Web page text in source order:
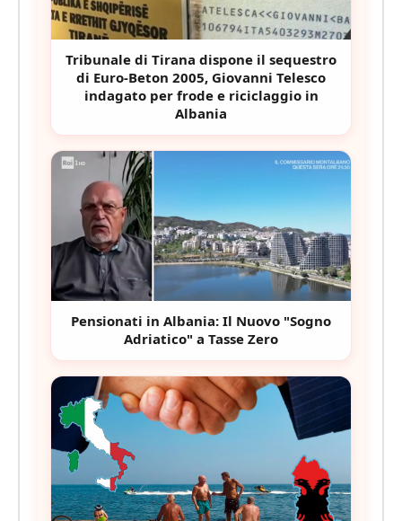
Tribunale di Tirana dispone il sequestro
di Euro-Beton 2005, Giovanni Telesco
indagato per frode e riciclaggio in
Albania
Pensionati in Albania: Il Nuovo "Sogno
Adriatico" a Tasse Zero